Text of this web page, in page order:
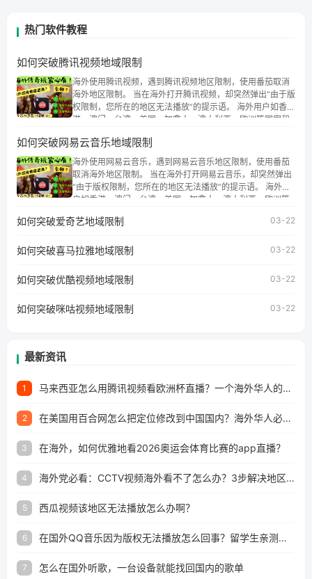
热门软件教程
如何突破腾讯视频地域限制
海外使用腾讯视频，遇到腾讯视频地区限制，使用番茄取消
海外地区限制。 当在海外打开腾讯视频，却突然弹出“由于版
权限制，您所在的地区无法播放”的提示语。 海外用户如香
港、澳门、台湾、美国、加拿大、澳大利亚、欧洲等国家和
权限制问题，且仅能在中国大陆地区播放。 遇到这个问题的
朋友们，使用番茄回国加速器，即可解决「海外用户收听腾
讯视频地区版权限制」的问题，无论人在香港、澳门、台
湾、美国、加拿大、澳大利亚、欧洲等国家和地区工作、留
学、定居等，都可以使用，不再因地区和版权限制所困扰。
如何突破网易云音乐地域限制
海外使用网易云音乐，遇到网易云音乐地区限制，使用番茄
取消海外地区限制。 当在海外打开网易云音乐，却突然弹出
“由于版权限制，您所在的地区无法播放”的提示语。 海外用
户如香港、澳门、台湾、美国、加拿大、澳大利亚、欧洲等
地区及版权限制问题，且仅能在中国大陆地区播放。 遇到这
户收听网易云音乐地区版权限制」的问题，无论人在香港、
工作、留学、定居等，都可以使用，不再因地区和版权限制
所困扰。
如何突破爱奇艺地域限制 03-22
如何突破喜马拉雅地域限制 03-22
如何突破优酷视频地域限制 03-22
如何突破咪咕视频地域限制 03-22
最新资讯
1 马来西亚怎么用腾讯视频看欧洲杯直播？一个海外华人的真实困扰与破解
2 在美国用百合网怎么把定位修改到中国国内？海外华人必备的回国加速指南
3 在海外，如何优雅地看2026奥运会体育比赛的app直播？
4 海外党必看：CCTV视频海外看不了怎么办？3步解决地区限制+追剧自由
5 西瓜视频该地区无法播放怎么办啊？
6 在国外QQ音乐因为版权无法播放怎么回事？留学生亲测有效的解决办法
7 怎么在国外听歌，一台设备就能找回国内的歌单